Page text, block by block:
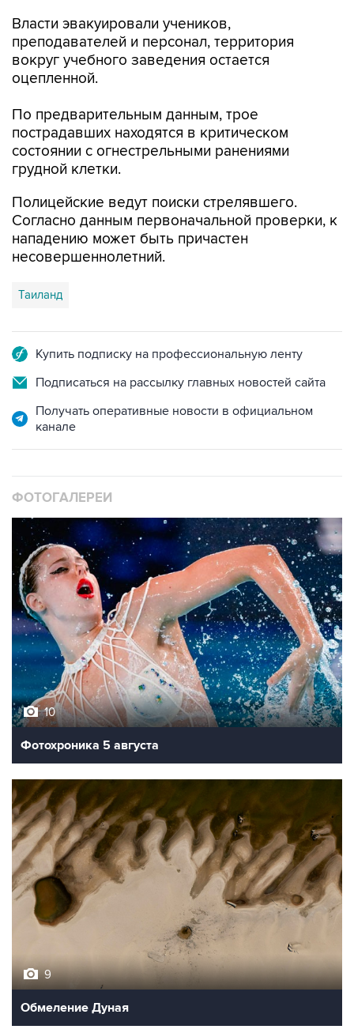
Власти эвакуировали учеников,
преподавателей и персонал, территория
вокруг учебного заведения остается
оцепленной.
По предварительным данным, трое
пострадавших находятся в критическом
состоянии с огнестрельными ранениями
грудной клетки.
Полицейские ведут поиски стрелявшего.
Согласно данным первоначальной проверки, к
нападению может быть причастен
несовершеннолетний.
Таиланд
Купить подписку на профессиональную ленту
Подписаться на рассылку главных новостей сайта
Получать оперативные новости в официальном
канале
ФОТОГАЛЕРЕИ
10
Фотохроника 5 августа
9
Обмеление Дуная